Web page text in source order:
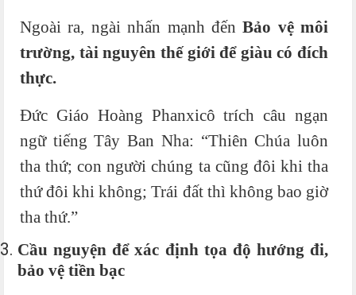
Ngoài ra, ngài nhấn mạnh đếnBảo vệ môi
trường, tài nguyên thế giới để giàu có đích
thực.
Đức Giáo Hoàng Phanxicô trích câu ngạn
ngữ tiếng Tây Ban Nha: “Thiên Chúa luôn
tha thứ; con người chúng ta cũng đôi khi tha
thứ đôi khi không; Trái đất thì không bao giờ
tha thứ.”
Cầu nguyện để xác định tọa độ hướng đi,
bảo vệ tiền bạc